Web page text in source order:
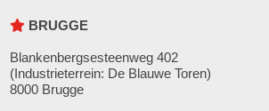
BRUGGE
Blankenbergsesteenweg 402
(Industrieterrein: De Blauwe Toren)
8000 Brugge